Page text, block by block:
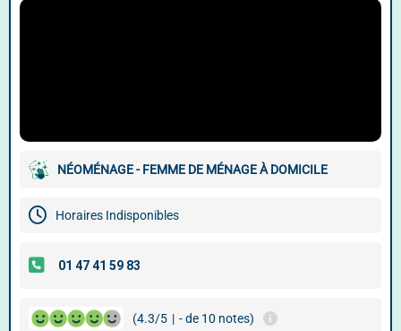
NÉOMÉNAGE - FEMME DE MÉNAGE À DOMICILE
Horaires Indisponibles
(4.3/5 | - de 10 notes)